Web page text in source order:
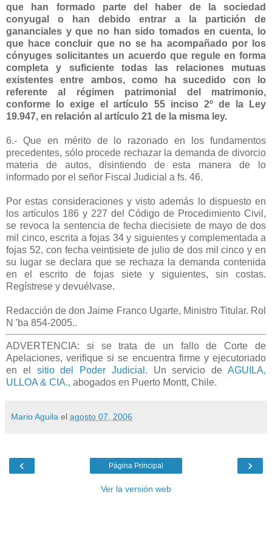
que han formado parte del haber de la sociedad
conyugal o han debido entrar a la partición de
gananciales y que no han sido tomados en cuenta, lo
que hace concluir que no se ha acompañado por los
cónyuges solicitantes un acuerdo que regule en forma
completa y suficiente todas las relaciones mutuas
existentes entre ambos, como ha sucedido con lo
referente al régimen patrimonial del matrimonio,
conforme lo exige el artículo 55 inciso 2º de la Ley
19.947, en relación al artículo 21 de la misma ley.
6.- Que en mérito de lo razonado en los fundamentos
precedentes, sólo procede rechazar la demanda de divorcio
materia de autos, disintiendo de esta manera de lo
informado por el señor Fiscal Judicial a fs. 46.
Por estas consideraciones y visto además lo dispuesto en
los artículos 186 y 227 del Código de Procedimiento Civil,
se revoca la sentencia de fecha diecisiete de mayo de dos
mil cinco, escrita a fojas 34 y siguientes y complementada a
fojas 52, con fecha veintisiete de julio de dos mil cinco y en
su lugar se declara que se rechaza la demanda contenida
en el escrito de fojas siete y siguientes, sin costas.
Regístrese y devuélvase.
Redacción de don Jaime Franco Ugarte, Ministro Titular. Rol
N 'ba 854-2005..
ADVERTENCIA: si se trata de un fallo de Corte de
Apelaciones, verifique si se encuentra firme y ejecutoriado
en el sitio del Poder Judicial . Un servicio deAGUILA,
ULLOA & CIA., abogados en Puerto Montt, Chile.
Mario Aguila el agosto 07, 2006
‹ ›
Página Principal
Ver la versión web